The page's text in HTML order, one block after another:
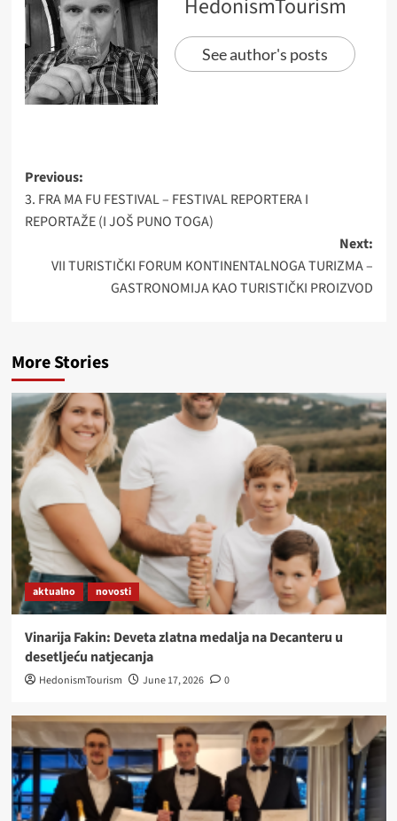
HedonismTourism
See author's posts
Post
navigation
Previous:
3. FRA MA FU FESTIVAL – FESTIVAL REPORTERA I
REPORTAŽE (I JOŠ PUNO TOGA)
Next:
VII TURISTIČKI FORUM KONTINENTALNOGA TURIZMA –
GASTRONOMIJA KAO TURISTIČKI PROIZVOD
More Stories
aktualno novosti
Vinarija Fakin: Deveta zlatna medalja na Decanteru u
desetljeću natjecanja
HedonismTourism June 17, 2026 0